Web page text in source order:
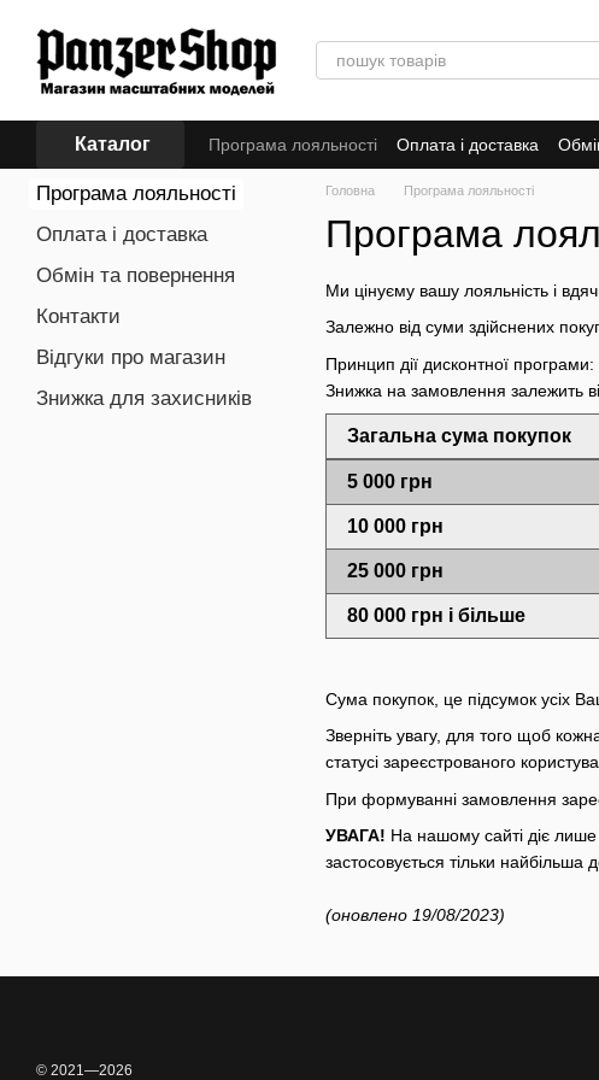
Каталог Програма лояльності Оплата і доставка
Головна Програма лояльності
Програма
Ми цінуєму вашу лояльність і
Залежно від суми здійснених
Принцип дії дисконтної
Знижка на замовлення залежить
Загальна сума покупок
5 000 грн
10 000 грн
25 000 грн
80 000 грн і більше
Сума покупок, це підсумок усіх
Зверніть увагу, для того щоб
статусі зареєстрованого
При формуванні замовлення
УВАГА! На нашому сайті діє
застосовується тільки найбільша
(оновлено 19/08/2023)
Програма лояльності
Оплата і доставка
Обмін та повернення
Контакти
Відгуки про магазин
Знижка для захисників
© 2021—2026